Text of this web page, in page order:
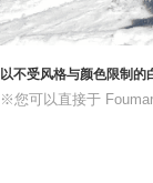
以不受风格与颜色限制的
※您可以直接于